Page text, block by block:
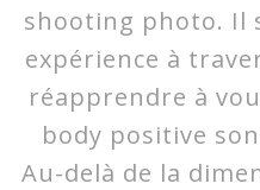
shooting photo. Il
expérience à
réapprendre à
body positive
Au-delà de la